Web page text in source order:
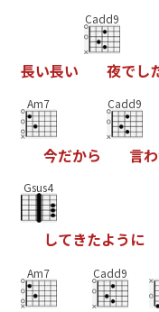
長い長い
Cadd9
夜でし
Am7
今だから
Cadd9
言わ
Gsus4
してきたよう に
Am7 Cadd9